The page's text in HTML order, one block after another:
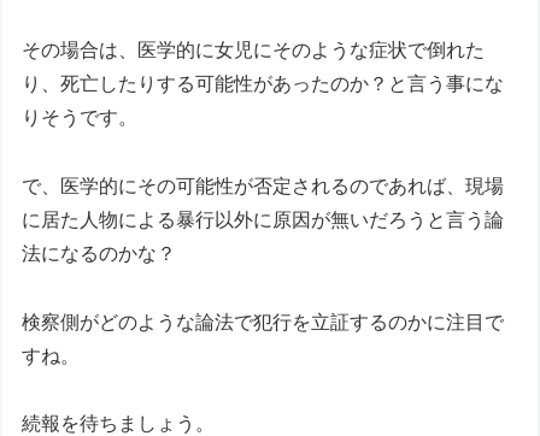
その場合は、医学的に女児にそのような症状で倒れた
り、死亡したりする可能性があったのか？と言う事にな
りそうです。
で、医学的にその可能性が否定されるのであれば、現場
に居た人物による暴行以外に原因が無いだろうと言う論
法になるのかな？
検察側がどのような論法で犯行を立証するのかに注目で
すね。
続報を待ちましょう。